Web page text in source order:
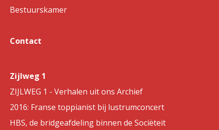
Bestuurskamer
Contact
Zijlweg 1
ZIJLWEG 1 - Verhalen uit ons Archief
2016: Franse toppianist bij lustrumconcert
HBS, de bridgeafdeling binnen de Sociëteit